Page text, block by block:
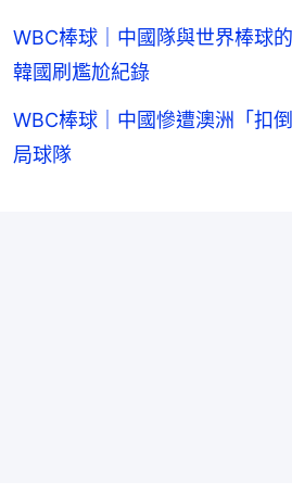
WBC棒球｜中國隊與世界棒球
韓國刷尷尬紀錄
WBC棒球｜中國慘遭澳洲「扣
局球隊